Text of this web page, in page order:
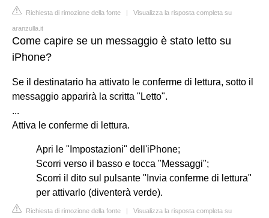
Richiesta di rimozione della fonte | Visualizza la risposta completa su
aranzulla.it
Come capire se un messaggio è stato letto su
iPhone?
Se il destinatario ha attivato le conferme di lettura, sotto il
messaggio apparirà la scritta "Letto".
...
Attiva le conferme di lettura.
Apri le "Impostazioni" dell'iPhone;
Scorri verso il basso e tocca "Messaggi";
Scorri il dito sul pulsante "Invia conferme di lettura"
per attivarlo (diventerà verde).
Richiesta di rimozione della fonte | Visualizza la risposta completa su